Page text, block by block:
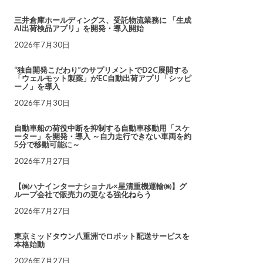
三井倉庫ホールディングス、受託物流業務に 「生成
AI出荷検品アプリ」を開発・導入開始
2026年7月30日
“独自開発こだわり”のサプリメントでD2C展開する
「ウェルモット製薬」がEC自動出荷アプリ「シッピ
ーノ」を導入
2026年7月30日
自動車船の荷役中断を抑制する自動車移動用「スケ
ーター」を開発・導入 ～自力走行できない車両を約
5分で移動可能に～
2026年7月27日
【㈱ハナインターナショナル×星清重機運輸㈱】グ
ループ会社で販売力の更なる強化ねらう
2026年7月27日
東京ミッドタウン八重洲でロボット配送サービスを
本格始動
2026年7月27日